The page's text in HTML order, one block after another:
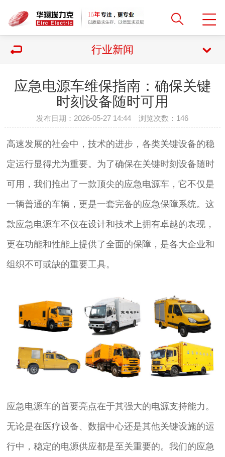
行业新闻
应急电源车维保指南：确保关键
时刻设备随时可用
发布日期：2026-05-27 14:44 浏览次数： 146
高速发展的社会中，技术的进步，各类关键设备的稳
定运行显得尤为重要。为了确保在关键时刻设备随时
可用，我们推出了一款顶尖的应急电源车，它不仅是
一辆普通的车辆，更是一套完备的应急保障系统。这
款应急电源车不仅在设计和技术上拥有卓越的表现，
更在功能和性能上提供了全面的保障，是各大企业和
组织不可或缺的重要工具。
应急电源车的首要亮点在于其强大的电源支持能力。
无论是在医疗设备、数据中心还是其他关键设施的运
行中，稳定的电源供应都是至关重要的。我们的应急